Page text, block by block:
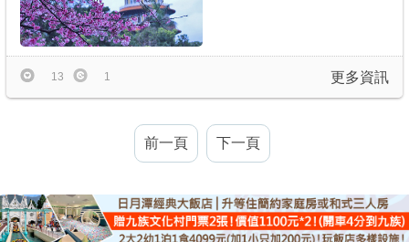
更多資訊
13 1
前一頁 下一頁